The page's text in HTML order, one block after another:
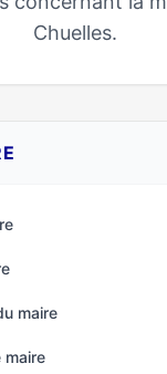
Chuelles.
maire
maire